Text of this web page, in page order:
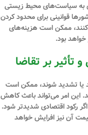
به سیاست‌های محیط زیستی
قوانینی برای محدود کردن
کنند، ممکن است هزینه‌های
خواهد بود.
تأثیر بر تقاضا
یا تشدید شوند، ممکن است
این امر می‌تواند باعث کاهش
رکود اقتصادی شدیدتر شود.
آن نیز افرایش خواهد